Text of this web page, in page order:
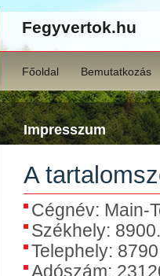
Fegyvertok.hu
Főoldal Bemutatkozás
Impresszum
A
Cégnév: Main-
Székhely:
Telephely:
Adószám: